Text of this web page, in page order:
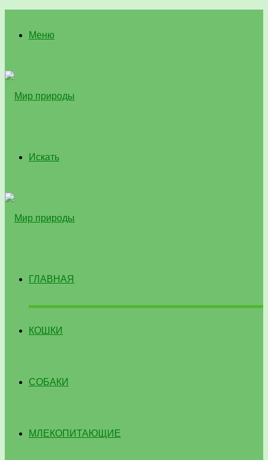
Меню
Искать
ГЛАВНАЯ
КОШКИ
СОБАКИ
МЛЕКОПИТАЮЩИЕ